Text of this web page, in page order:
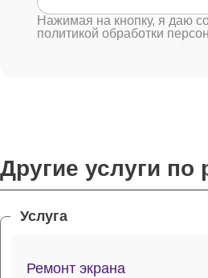
Нажимая на кнопку, я даю
политикой обработки
Другие услуги по
Услуга
Ремонт экрана